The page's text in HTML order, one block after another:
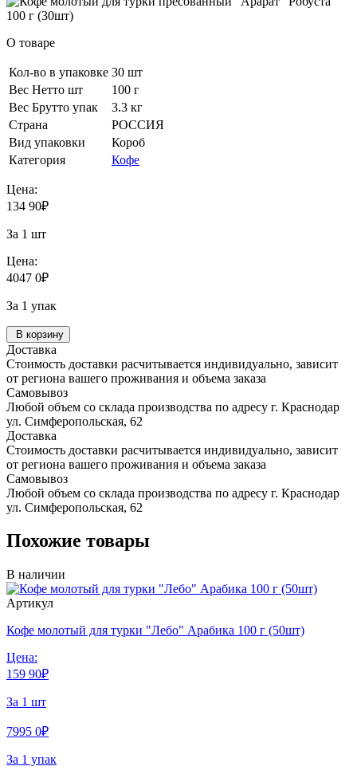
О товаре
Кол-во в упаковке 30 шт
Вес Нетто шт
100 г
Вес Брутто упак
3.3 кг
Страна
РОССИЯ
Вид упаковки
Короб
Категория
Кофе
Цена:
134 90₽
За 1 шт
Цена:
4047 0₽
За 1 упак
В корзину
Доставка
Стоимость доставки расчитывается индивидуально, зависит
от региона вашего проживания и объема заказа
Самовывоз
Любой объем со склада производства по адресу г. Краснодар
ул. Симферопольская, 62
Доставка
Стоимость доставки расчитывается индивидуально, зависит
от региона вашего проживания и объема заказа
Самовывоз
Любой объем со склада производства по адресу г. Краснодар
ул. Симферопольская, 62
Похожие товары
В наличии
Артикул
Кофе молотый для турки "Лебо" Арабика 100 г (50шт)
Цена:
159 90₽
За 1 шт
7995 0₽
За 1 упак